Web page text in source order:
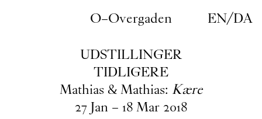
O–Overgaden EN/DA
UDSTILLINGER
TIDLIGERE
Mathias & Mathias: Kære
27 Jan – 18Mar2018